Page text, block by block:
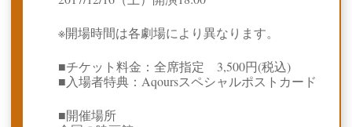
※開場時間は各劇場により異なります。
■チケット料金：全席指定 3,500円(税込)
■入場者特典：Aqoursスペシャルポストカード
■開催場所